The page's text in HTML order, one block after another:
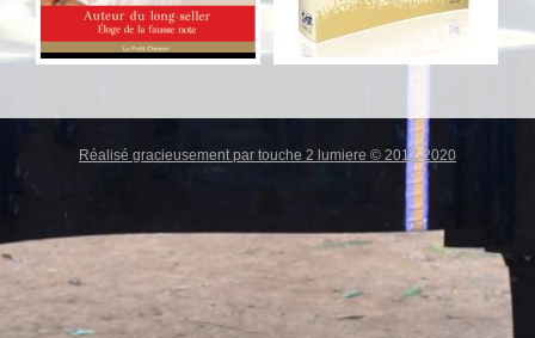
Réalisé gracieusement par touche 2 lumiere © 2012-2020